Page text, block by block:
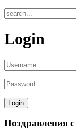
Login
Поздравления